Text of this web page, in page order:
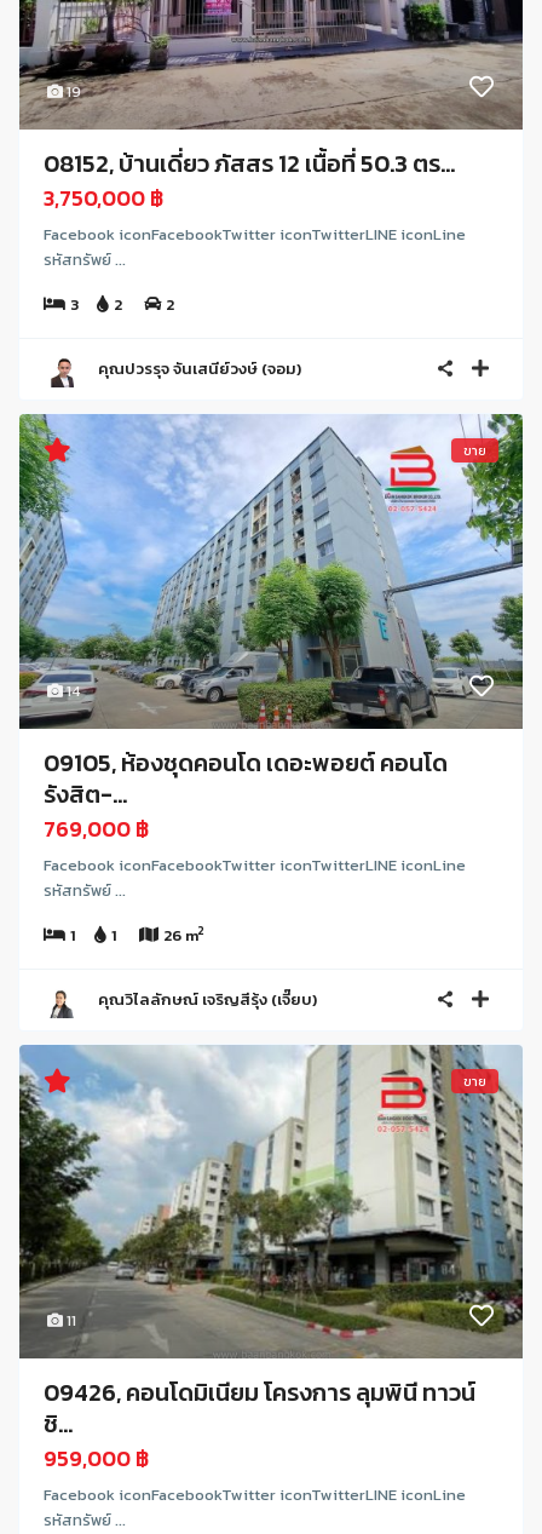
19
08152, บ้านเดี่ยว ภัสสร 12 เนื้อที่ 50.3 ตร...
3,750,000 ฿
Facebook iconFacebookTwitter iconTwitterLINE iconLine
รหัสทรัพย์ ...
3
2 2
คุณปวรรุจ จันเสนีย์วงษ์ (จอม)
14
ขาย
09105, ห้องชุดคอนโด เดอะพอยต์ คอนโด
รังสิต-...
769,000 ฿
Facebook iconFacebookTwitter iconTwitterLINE iconLine
รหัสทรัพย์ ...
1
1 26 m2
คุณวิไลลักษณ์ เจริญสีรุ้ง (เจี๊ยบ)
11
ขาย
09426, คอนโดมิเนียม โครงการ ลุมพินี ทาวน์
ชิ...
959,000 ฿
Facebook iconFacebookTwitter iconTwitterLINE iconLine
รหัสทรัพย์ ...